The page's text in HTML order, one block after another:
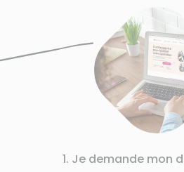
1. Je demande mon